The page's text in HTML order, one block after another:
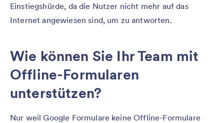
Einstiegshürde, da die Nutzer nicht mehr auf das
Internet angewiesen sind, um zu antworten.
Wie können Sie Ihr Team mit
Offline-Formularen
unterstützen?
Nur weil Google Formulare keine Offline-Formulare